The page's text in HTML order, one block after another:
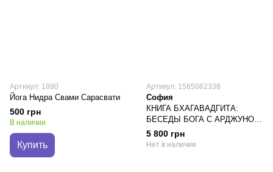
Артикул: 1890
Йога Нидра Свами Сарасвати
500 грн
В наличии
Купить
Артикул: 1565062338
София
КНИГА БХАГАВАДГИТА:
БЕСЕДЫ БОГА С АРДЖУНОЙ.
АВТОР - ЙОГАНАНДА
ПАРАМАХАНСА (СОФИЯ)
5 800 грн
Нет в наличии